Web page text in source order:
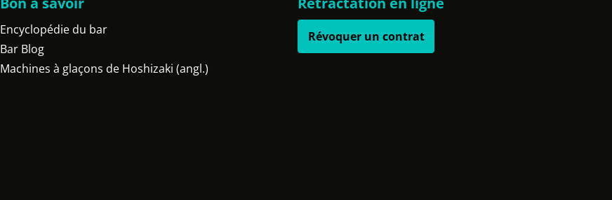
Encyclopédie du bar
Bar Blog
Machines à glaçons de Hoshizaki (angl.)
Révoquer un contrat